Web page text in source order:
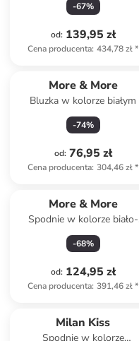
-67%
od: 139,95 zł
Cena producenta: 434,78 zł*
More & More
Bluzka w kolorze białym
-74%
od: 76,95 zł
Cena producenta: 304,46 zł*
More & More
Spodnie w kolorze biało-
zielonym
-68%
od: 124,95 zł
Cena producenta: 391,46 zł*
Milan Kiss
Spodnie w kolorze